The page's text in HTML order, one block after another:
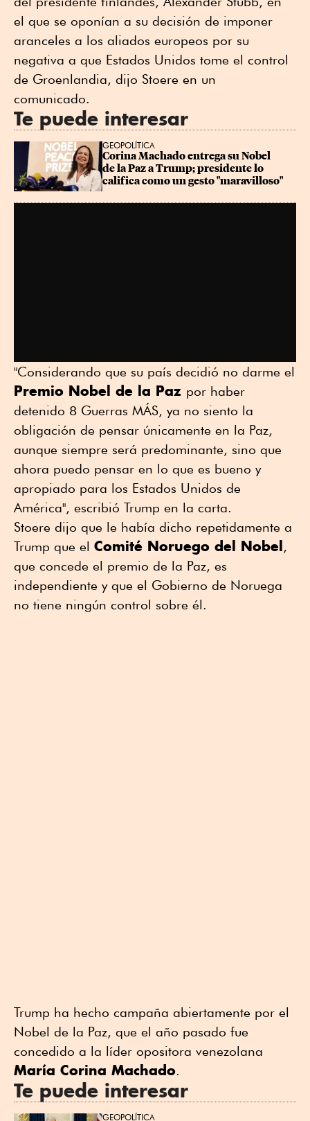
el que se oponían a su decisión de imponer
aranceles a los aliados europeos por su
negativa a que Estados Unidos tome el control
de Groenlandia, dijo Stoere en un
comunicado.
Te puede interesar
GEOPOLÍTICA
Corina Machado entrega su Nobel
de la Paz a Trump; presidente lo
califica como un gesto "maravilloso"
"Considerando que su país decidió no darme el
⁠Premio Nobel de la Paz por haber
detenido 8 Guerras MÁS, ya no siento la
obligación de pensar únicamente en la Paz,
aunque siempre será predominante, sino que
ahora puedo pensar en lo que es bueno y
apropiado para los Estados Unidos de
América", escribió Trump en la carta.
Stoere dijo que le había dicho repetidamente a
Trump que el Comité Noruego del Nobel ,
que concede el premio de la Paz, es
independiente y que el Gobierno de Noruega
no tiene ningún control sobre él.
Trump ha hecho campaña abiertamente por el
Nobel de la Paz, que el año pasado fue
concedido a la líder opositora venezolana
María Corina Machado.
Te puede interesar
GEOPOLÍTICA